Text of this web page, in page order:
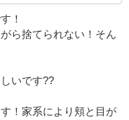
！
ら捨てられない！そん
いです??
！家系により頬と目が